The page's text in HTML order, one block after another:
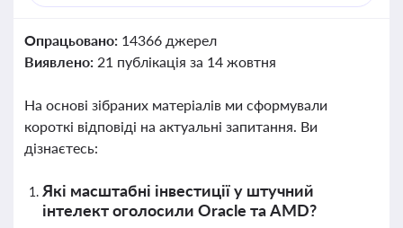
Опрацьовано: 14366 джерел
Виявлено: 21 публікація за 14 жовтня
На основі зібраних матеріалів ми сформували
короткі відповіді на актуальні запитання. Ви
дізнаєтесь:
Які масштабні інвестиції у штучний
інтелект оголосили Oracle та AMD?